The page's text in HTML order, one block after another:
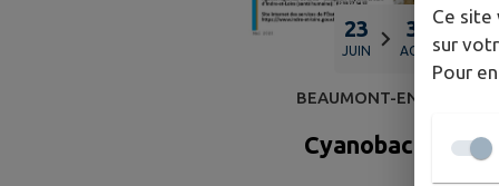
23
JUIN
31
AOÛT
BEAUMONT-EN-VÉRON
Cyanobactéries
Ce site
sur
Pour